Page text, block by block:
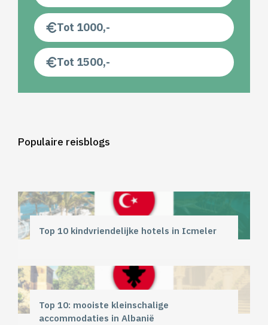
Tot 1000,-
Tot 1500,-
Populaire reisblogs
Top 10 kindvriendelijke hotels in Icmeler
Top 10: mooiste kleinschalige
accommodaties in Albanië